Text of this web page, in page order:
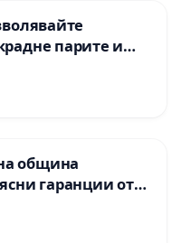
парите и
община
гаранции от
че ще се
норми!